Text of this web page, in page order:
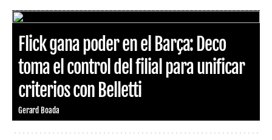
Flick gana poder en el Barça: Deco
toma el control del filial para unificar
criterios con Belletti
Gerard Boada